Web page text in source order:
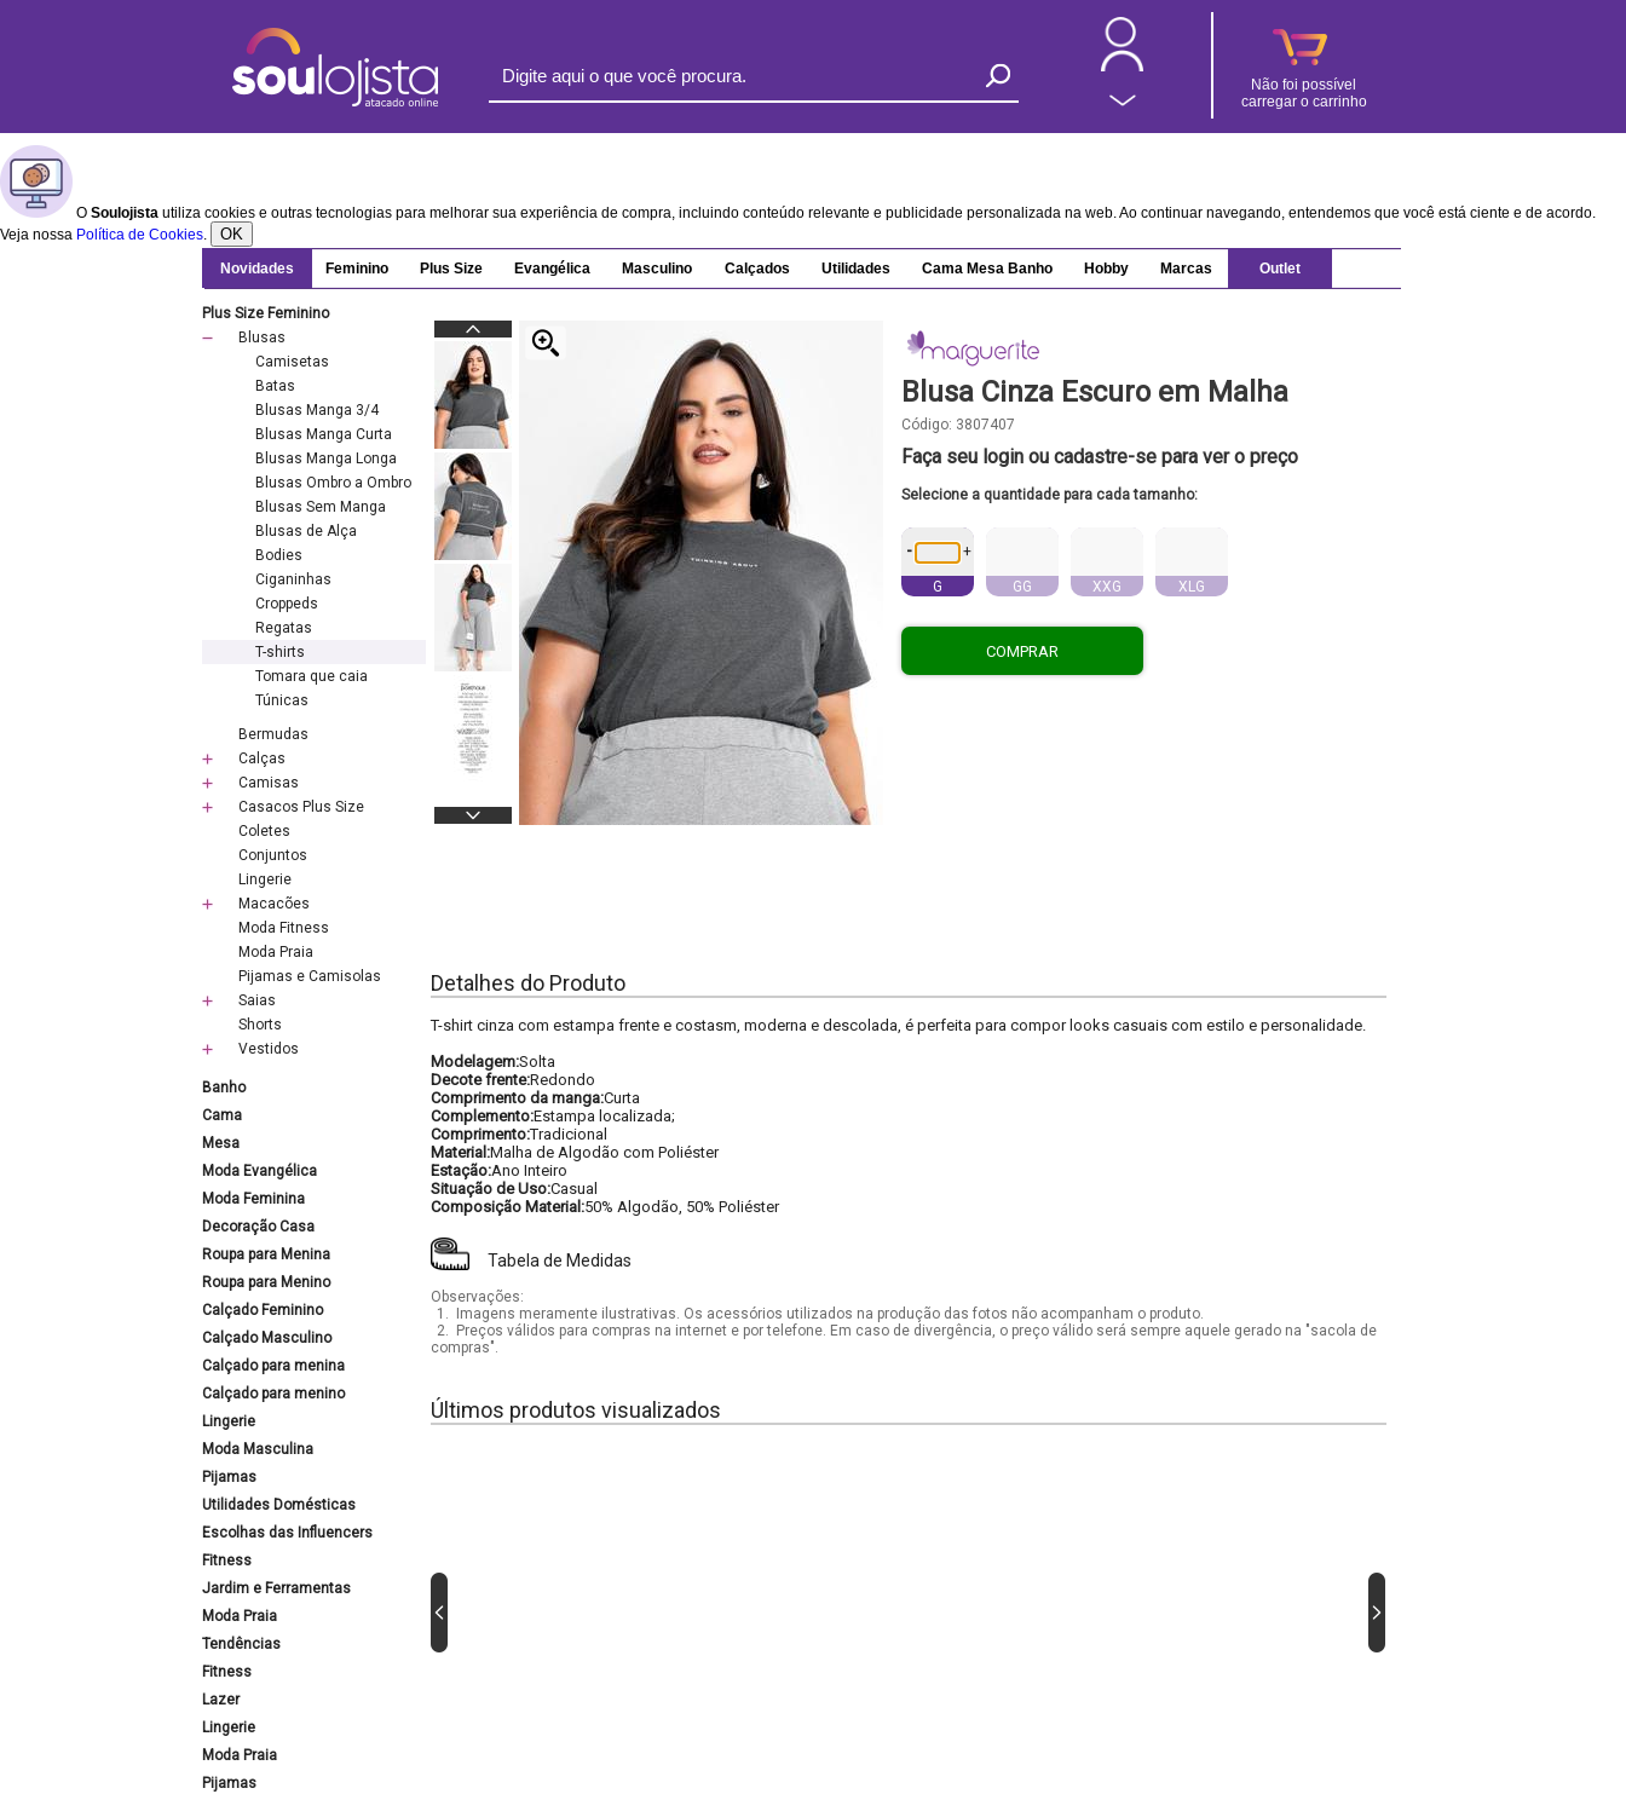
Não foi possível
carregar o carrinho
O Soulojista utiliza cookies e outras tecnologias para melhorar sua experiência de compra, incluindo conteúdo relevante e publicidade personalizada na web. Ao continuar navegando, entendemos que você está ciente e de acordo.
Veja nossa Política de Cookies. OK
Novidades Feminino Plus Size Evangélica Masculino Calçados Utilidades Cama Mesa Banho Hobby Marcas Outlet
Plus Size Feminino
Blusas
Camisetas
Batas
Blusas Manga 3/4
Blusas Manga Curta
Blusas Manga Longa
Blusas Ombro a Ombro
Blusas Sem Manga
Blusas de Alça
Bodies
Ciganinhas
Croppeds
Regatas
T-shirts
Tomara que caia
Túnicas
Bermudas
Calças
Camisas
Casacos Plus Size
Coletes
Conjuntos
Lingerie
Macacões
Moda Fitness
Moda Praia
Pijamas e Camisolas
Saias
Shorts
Vestidos
Banho
Cama
Mesa
Moda Evangélica
Moda Feminina
Decoração Casa
Roupa para Menina
Roupa para Menino
Calçado Feminino
Calçado Masculino
Calçado para menina
Calçado para menino
Lingerie
Moda Masculina
Pijamas
Utilidades Domésticas
Escolhas das Influencers
Fitness
Jardim e Ferramentas
Moda Praia
Tendências
Fitness
Lazer
Lingerie
Moda Praia
Pijamas
Blusa Cinza Escuro em Malha
Código: 3807407
Faça seu login ou cadastre-se para ver o preço
Selecione a quantidade para cada tamanho:
- +
G GG XXG XLG
COMPRAR
Detalhes do Produto
T-shirt cinza com estampa frente e costasm, moderna e descolada, é perfeita para compor looks casuais com estilo e personalidade.
Modelagem:Solta
Decote frente:Redondo
Comprimento da manga:Curta
Complemento:Estampa localizada;
Comprimento:Tradicional
Material:Malha de Algodão com Poliéster
Estação:Ano Inteiro
Situação de Uso:Casual
Composição Material:50% Algodão, 50% Poliéster
Tabela de Medidas
Observações:
1.
Imagens meramente ilustrativas. Os acessórios utilizados na produção das fotos não acompanham o produto.
2.
Preços válidos para compras na internet e por telefone. Em caso de divergência, o preço válido será sempre aquele gerado na "sacola de
compras".
Últimos produtos visualizados